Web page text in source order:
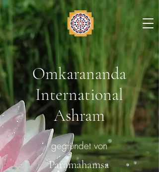
Omkarananda
International
Ashram
gegründet von
Paramahamsa